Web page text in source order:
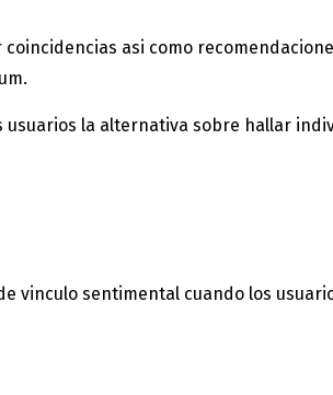
asi­ como
la alternativa sobre hallar
vinculo sentimental cuando los